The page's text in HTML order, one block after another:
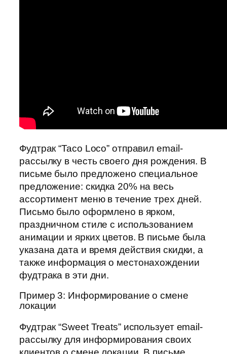
Фудтрак “Taco Loco” отправил email-
рассылку в честь своего дня рождения. В
письме было предложено специальное
предложение: скидка 20% на весь
ассортимент меню в течение трех дней.
Письмо было оформлено в ярком,
праздничном стиле с использованием
анимации и ярких цветов. В письме была
указана дата и время действия скидки, а
также информация о местонахождении
фудтрака в эти дни.
Пример 3: Информирование о смене
локации
Фудтрак “Sweet Treats” использует email-
рассылку для информирования своих